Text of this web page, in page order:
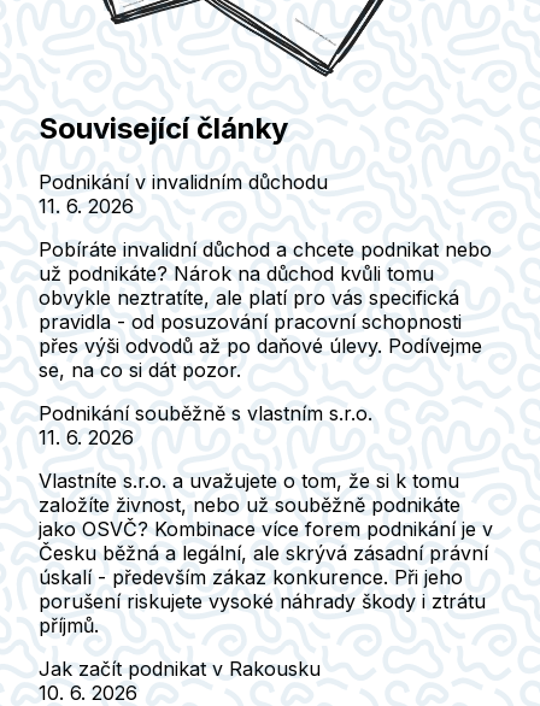
Související články
Podnikání v invalidním důchodu
11. 6. 2026
Pobíráte invalidní důchod a chcete podnikat nebo
už podnikáte? Nárok na důchod kvůli tomu
obvykle neztratíte, ale platí pro vás specifická
pravidla - od posuzování pracovní schopnosti
přes výši odvodů až po daňové úlevy. Podívejme
se, na co si dát pozor.
Podnikání souběžně s vlastním s.r.o.
11. 6. 2026
Vlastníte s.r.o. a uvažujete o tom, že si k tomu
založíte živnost, nebo už souběžně podnikáte
jako OSVČ? Kombinace více forem podnikání je v
Česku běžná a legální, ale skrývá zásadní právní
úskalí - především zákaz konkurence. Při jeho
porušení riskujete vysoké náhrady škody i ztrátu
příjmů.
Jak začít podnikat v Rakousku
10. 6. 2026